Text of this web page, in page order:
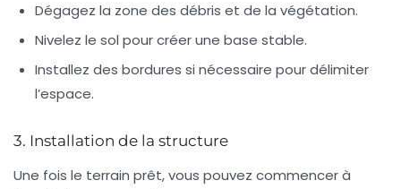
Dégagez la zone des débris et de la végétation.
Nivelez le sol pour créer une base stable.
Installez des bordures si nécessaire pour délimiter
l’espace.
3. Installation de la structure
Une fois le terrain prêt, vous pouvez commencer à